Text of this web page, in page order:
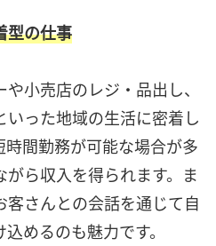
型の仕事
小売店のレジ・品出し、
った地域の生活に密着し
間勤務が可能な場合が多
ら収入を得られます。ま
さんとの会話を通じて自
めるのも魅力です。